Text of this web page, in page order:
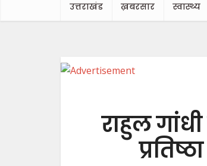
उत्तराखंड ख़बरसार स्वास्थ्य
राहुल